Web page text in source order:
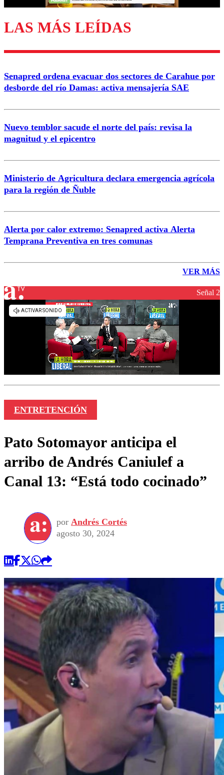
Enviar comentario
LAS MÁS LEÍDAS
Senapred ordena evacuar dos sectores de Carahue por
desborde del río Damas: activa mensajería SAE
Nuevo temblor sacude el norte del país: revisa la
magnitud y el epicentro
Ministerio de Agricultura declara emergencia agrícola
para la región de Ñuble
Alerta por calor extremo: Senapred activa Alerta
Temprana Preventiva en tres comunas
VER MÁS
Señal 2
ENTRETENCIÓN
Pato Sotomayor anticipa el
arribo de Andrés Caniulef a
Canal 13: “Está todo cocinado”
por Andrés Cortés
agosto 30, 2024